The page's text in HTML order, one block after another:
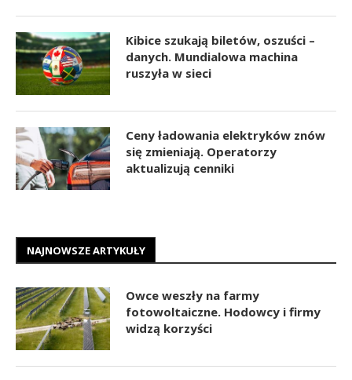
Kibice szukają biletów, oszuści –
danych. Mundialowa machina
ruszyła w sieci
Ceny ładowania elektryków znów
się zmieniają. Operatorzy
aktualizują cenniki
NAJNOWSZE ARTYKUŁY
Owce weszły na farmy
fotowoltaiczne. Hodowcy i firmy
widzą korzyści